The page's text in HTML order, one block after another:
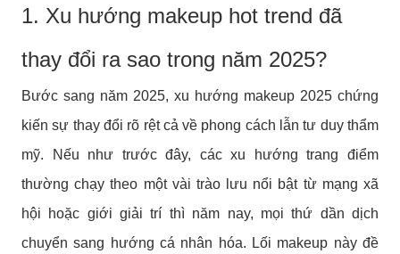
1. Xu hướng makeup hot trend đã
thay đổi ra sao trong năm 2025?
Bước sang năm 2025, xu hướng makeup 2025 chứng
kiến sự thay đổi rõ rệt cả về phong cách lẫn tư duy thẩm
mỹ. Nếu như trước đây, các xu hướng trang điểm
thường chạy theo một vài trào lưu nổi bật từ mạng xã
hội hoặc giới giải trí thì năm nay, mọi thứ dần dịch
chuyển sang hướng cá nhân hóa. Lối makeup này đề